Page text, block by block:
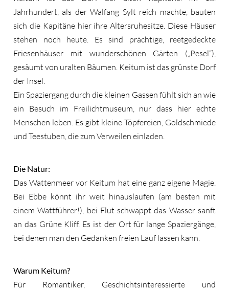
Jahrhundert, als der Walfang Sylt reich machte, bauten
sich die Kapitäne hier ihre Altersruhesitze. Diese Häuser
stehen noch heute. Es sind prächtige, reetgedeckte
Friesenhäuser mit wunderschönen Gärten („Pesel“),
gesäumt von uralten Bäumen. Keitum ist das grünste Dorf
der Insel.
Ein Spaziergang durch die kleinen Gassen fühlt sich an wie
ein Besuch im Freilichtmuseum, nur dass hier echte
Menschen leben. Es gibt kleine Töpfereien, Goldschmiede
und Teestuben, die zum Verweilen einladen.
Die Natur:
Das Wattenmeer vor Keitum hat eine ganz eigene Magie.
Bei Ebbe könnt ihr weit hinauslaufen (am besten mit
einem Wattführer!), bei Flut schwappt das Wasser sanft
an das Grüne Kliff. Es ist der Ort für lange Spaziergänge,
bei denen man den Gedanken freien Lauf lassen kann.
Warum Keitum?
Für Romantiker, Geschichtsinteressierte und